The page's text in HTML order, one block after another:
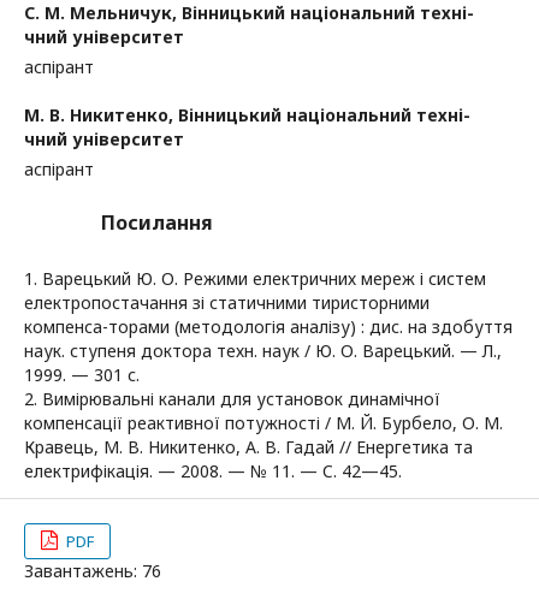
С. М. Мельничук, Вінницький національний техні-
чний університет
аспірант
М. В. Никитенко, Вінницький національний техні-
чний університет
аспірант
Посилання
1. Варецький Ю. О. Режими електричних мереж і систем
електропостачання зі статичними тиристорними
компенса-торами (методологія аналізу) : дис. на здобуття
наук. ступеня доктора техн. наук / Ю. О. Варецький. — Л.,
1999. — 301 с.
2. Вимірювальні канали для установок динамічної
компенсації реактивної потужності / М. Й. Бурбело, О. М.
Кравець, М. В. Никитенко, А. В. Гадай // Енергетика та
електрифікація. — 2008. — № 11. — C. 42—45.
PDF
Завантажень: 76